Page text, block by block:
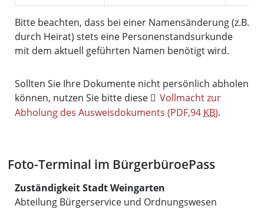
Bitte beachten, dass bei einer Namensänderung (z.B.
durch Heirat) stets eine Personenstandsurkunde
mit dem aktuell geführten Namen benötigt wird.
Sollten Sie Ihre Dokumente nicht persönlich abholen
können, nutzen Sie bitte diese
Vollmacht zur
Abholung des Ausweisdokuments (PDF,94 KB).
Foto-Terminal im BürgerbüroePass
Zuständigkeit Stadt Weingarten
Abteilung Bürgerservice und Ordnungswesen